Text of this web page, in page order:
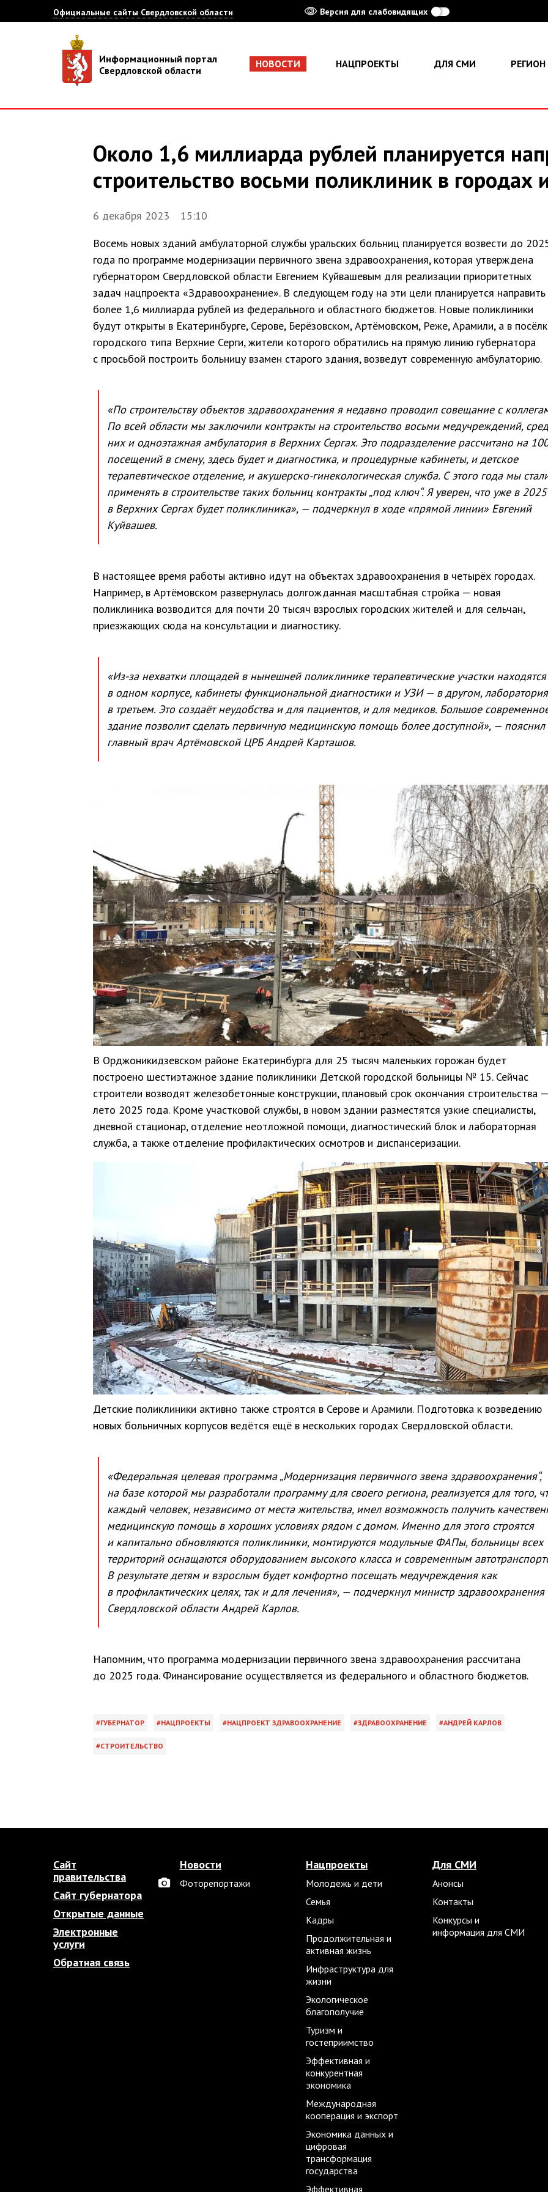
Официальные сайты Свердловской области Версия для слабовидящих
Информационный портал
Свердловской области
НОВОСТИ НАЦПРОЕКТЫ ДЛЯ СМИ РЕГИОН
Около 1,6 миллиарда рублей планируется
строительство восьми поликлиник в городах
6 декабря 2023 15:10
Восемь новых зданий амбулаторной службы уральских больниц планируется возвести до
года по программе модернизации первичного звена здравоохранения, которая утверждена
губернатором Свердловской области Евгением Куйвашевым для реализации приоритетных
задач нацпроекта «Здравоохранение». В следующем году на эти цели планируется направить
более 1,6 миллиарда рублей из федерального и областного бюджетов. Новые поликлиники
будут открыты в Екатеринбурге, Серове, Берёзовском, Артёмовском, Реже, Арамили, а в
городского типа Верхние Серги, жители которого обратились на прямую линию губернатора
с просьбой построить больницу взамен старого здания, возведут современную амбулаторию.
«По строительству объектов здравоохранения я недавно проводил совещание с
По всей области мы заключили контракты на строительство восьми медучреждений,
них и одноэтажная амбулатория в Верхних Сергах. Это подразделение рассчитано на
посещений в смену, здесь будет и диагностика, и процедурные кабинеты, и детское
терапевтическое отделение, и акушерско-гинекологическая служба. С этого года мы
применять в строительстве таких больниц контракты „под ключ“. Я уверен, что уже в
в Верхних Сергах будет поликлиника», — подчеркнул в ходе «прямой линии» Евгений
Куйвашев.
В настоящее время работы активно идут на объектах здравоохранения в четырёх городах.
Например, в Артёмовском развернулась долгожданная масштабная стройка — новая
поликлиника возводится для почти 20 тысяч взрослых городских жителей и для сельчан,
приезжающих сюда на консультации и диагностику.
«Из-за нехватки площадей в нынешней поликлинике терапевтические участки находятся
в одном корпусе, кабинеты функциональной диагностики и УЗИ — в другом,
в третьем. Это создаёт неудобства и для пациентов, и для медиков. Большое
здание позволит сделать первичную медицинскую помощь более доступной», — пояснил
главный врач Артёмовской ЦРБ Андрей Карташов.
В Орджоникидзевском районе Екатеринбурга для 25 тысяч маленьких горожан будет
построено шестиэтажное здание поликлиники Детской городской больницы № 15. Сейчас
строители возводят железобетонные конструкции, плановый срок окончания строительства —
лето 2025 года. Кроме участковой службы, в новом здании разместятся узкие специалисты,
дневной стационар, отделение неотложной помощи, диагностический блок и лабораторная
служба, а также отделение профилактических осмотров и диспансеризации.
Детские поликлиники активно также строятся в Серове и Арамили. Подготовка к возведению
новых больничных корпусов ведётся ещё в нескольких городах Свердловской области.
«Федеральная целевая программа „Модернизация первичного звена здравоохранения“,
на базе которой мы разработали программу для своего региона, реализуется для того,
каждый человек, независимо от места жительства, имел возможность получить
медицинскую помощь в хороших условиях рядом с домом. Именно для этого строятся
и капитально обновляются поликлиники, монтируются модульные ФАПы, больницы всех
территорий оснащаются оборудованием высокого класса и современным
В результате детям и взрослым будет комфортно посещать медучреждения как
в профилактических целях, так и для лечения», — подчеркнул министр здравоохранения
Свердловской области Андрей Карлов.
Напомним, что программа модернизации первичного звена здравоохранения рассчитана
до 2025 года. Финансирование осуществляется из федерального и областного бюджетов.
ГУБЕРНАТОР НАЦПРОЕКТЫ НАЦПРОЕКТ ЗДРАВООХРАНЕНИЕ ЗДРАВООХРАНЕНИЕ АНДРЕЙ КАРЛОВ
СТРОИТЕЛЬСТВО
Сайт
правительства
Сайт губернатора
Открытые данные
Электронные
услуги
Обратная связь
Новости
Фоторепортажи
Нацпроекты
Молодежь и дети
Семья
Кадры
Продолжительная и
активная жизнь
Инфраструктура для
жизни
Экологическое
благополучие
Туризм и
гостеприимство
Эффективная и
конкурентная
экономика
Международная
кооперация и экспорт
Экономика данных и
цифровая
трансформация
государства
Эффективная
Для СМИ
Анонсы
Контакты
Конкурсы и
информация для СМИ